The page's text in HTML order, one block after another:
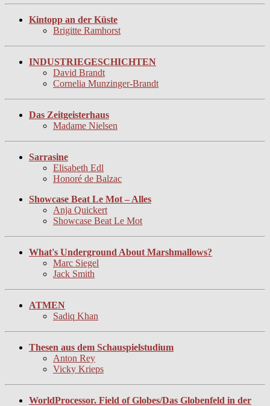
Kintopp an der Küste
Brigitte Ramhorst
INDUSTRIEGESCHICHTEN
David Brandt
Cornelia Munzinger-Brandt
Das Zeitgeisterhaus
Madame Nielsen
Sarrasine
Elisabeth Edl
Honoré de Balzac
Showcase Beat Le Mot – Alles
Anja Quickert
Showcase Beat Le Mot
What's Underground About Marshmallows?
Marc Siegel
Jack Smith
ATMEN
Sadiq Khan
Thesen aus dem Schauspielstudium
Anton Rey
Vicky Krieps
WorldProcessor. Field of Globes/Das Globenfeld in der